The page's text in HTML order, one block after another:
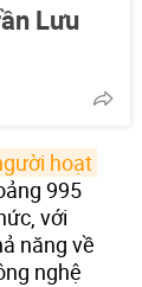
Lưu
hoạt
995
với
năng về
nghệ